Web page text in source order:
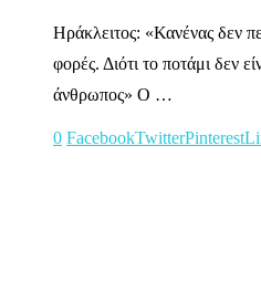
Ηράκλειτος: «Κανένας δεν
φορές. Διότι το ποτάμι δεν
άνθρωπος» Ο …
0 FacebookTwitterPinterest